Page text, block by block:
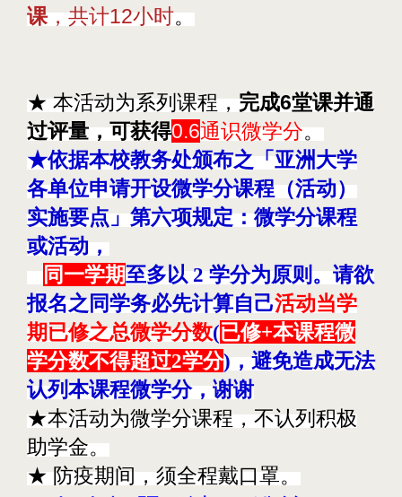
课，共计12小时。
★ 本活动为系列课程， 完成6堂课并通
过评量，可获得0.6通识微学分。
★依据本校教务处颁布之「亚洲大学
各单位申请开设微学分课程（活动）
实施要点」第六项规定：微学分课程
或活动，
同一学期至多以 2 学分为原则。请欲
报名之同学务必先计算自己活动当学
期已修之总微学分数(已修+本课程微
学分数不得超过2学分)，避免造成无法
认列本课程微学分，谢谢
★本活动为微学分课程，不认列积极
助学金。
★ 防疫期间，须全程戴口罩。